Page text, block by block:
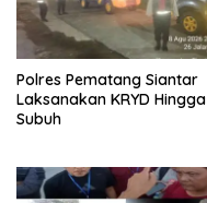
Polres Pematang Siantar
Laksanakan KRYD Hingga
Subuh